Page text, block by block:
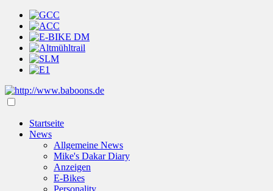
Startseite
News
Allgemeine News
Mike's Dakar Diary
Anzeigen
E-Bikes
Personality